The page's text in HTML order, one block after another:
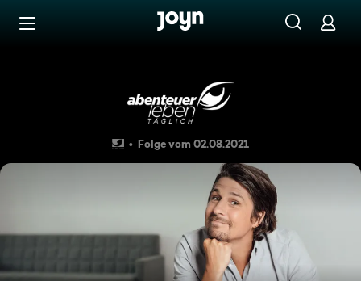
Zum Inhalt springen
Check it - pimp it:
Folge vom 02.08.2021